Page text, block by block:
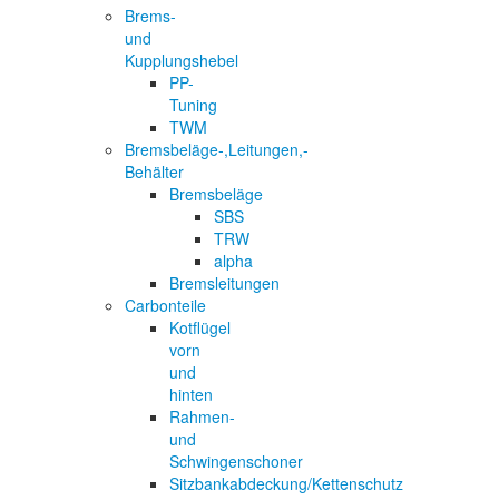
Brems-
und
Kupplungshebel
PP-
Tuning
TWM
Bremsbeläge-,Leitungen,-
Behälter
Bremsbeläge
SBS
TRW
alpha
Bremsleitungen
Carbonteile
Kotflügel
vorn
und
hinten
Rahmen-
und
Schwingenschoner
Sitzbankabdeckung/Kettenschutz